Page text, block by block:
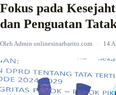
Fokus pada
dan Penguatan
Oleh Admin onlinesinarbarito.com · 14